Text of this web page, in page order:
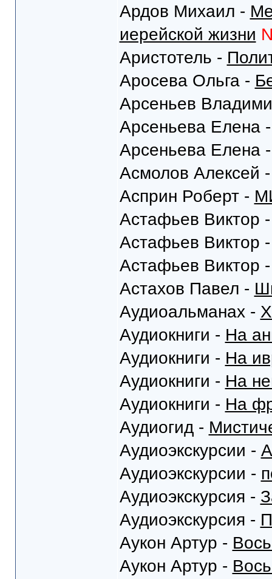
Ардов Михаил -
иерейской жизни
Аристотель -
Аросева Ольга -
Арсеньев
Арсеньева Елена
Арсеньева Елена
Асмолов Алексей
Асприн Роберт -
Астафьев Виктор
Астафьев Виктор
Астафьев Виктор
Астахов Павел -
Аудиоальманах -
Аудиокниги - На
Аудиокниги - На
Аудиокниги - На
Аудиокниги - На
Аудиогид -
Аудиоэкскурсии -
Аудиоэкскурсии -
Аудиоэкскурсия -
Аудиоэкскурсия -
Аукон Артур -
Аукон Артур -